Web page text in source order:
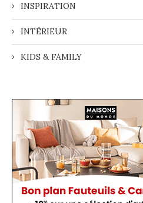
INSPIRATION
INTÉRIEUR
KIDS & FAMILY